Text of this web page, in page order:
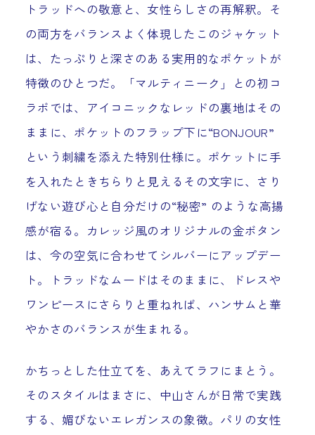
トラッドへの敬意と、女性らしさの再解釈。そ
の両方をバランスよく体現したこのジャケット
は、たっぷりと深さのある実用的なポケットが
特徴のひとつだ。「マルティニーク」との初コ
ラボでは、アイコニックなレッドの裏地はその
ままに、ポケットのフラップ下に“BONJOUR”
という刺繍を添えた特別仕様に。ポケットに手
を入れたときちらりと見えるその文字に、さり
げない遊び心と自分だけの“秘密” のような高揚
感が宿る。カレッジ風のオリジナルの金ボタン
は、今の空気に合わせてシルバーにアップデー
ト。トラッドなムードはそのままに、ドレスや
ワンピースにさらりと重ねれば、ハンサムと華
やかさのバランスが生まれる。
かちっとした仕立てを、あえてラフにまとう。
そのスタイルはまさに、中山さんが日常で実践
する、媚びないエレガンスの象徴。パリの女性